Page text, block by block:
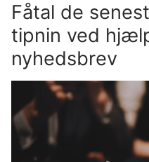
Fåtal de
tipnin ved
nyhedsbrev